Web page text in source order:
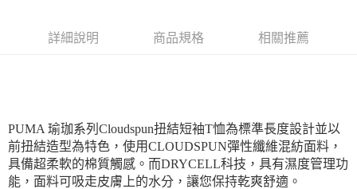
詳細說明 商品規格 相關推薦
PUMA 瑜珈系列Cloudspun扭結短袖T恤為標準長度設計並以
前扭結造型為特色，使用CLOUDSPUN彈性纖維混紡面料，
具備超柔軟的棉質觸感。而DRYCELL科技，具有濕度管理功
能，面料可吸走皮膚上的水分，讓您保持乾爽舒適。